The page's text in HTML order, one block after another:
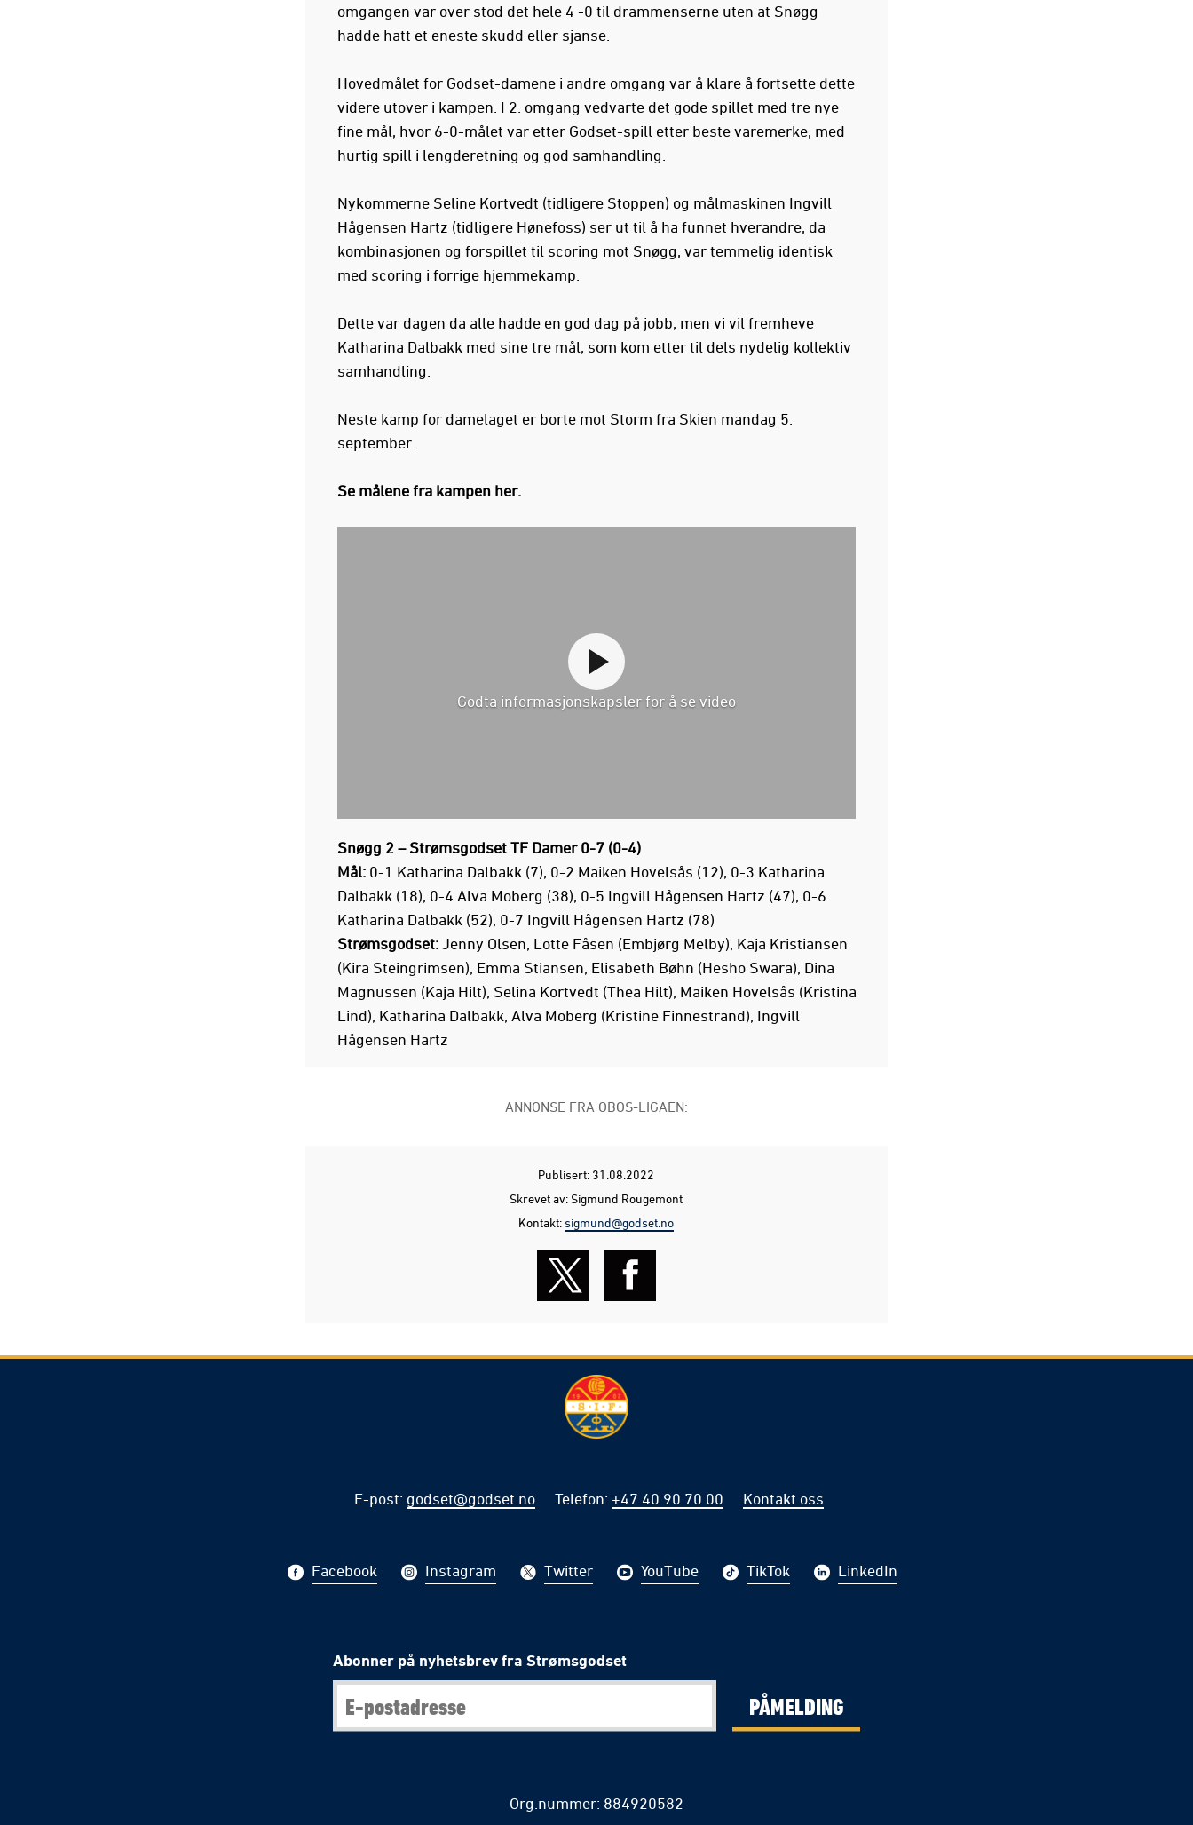
omgangen var over stod det hele 4 -0 til drammenserne uten at Snøgg
hadde hatt et eneste skudd eller sjanse.
Hovedmålet for Godset-damene i andre omgang var å klare å fortsette dette
videre utover i kampen. I 2. omgang vedvarte det gode spillet med tre nye
fine mål, hvor 6-0-målet var etter Godset-spill etter beste varemerke, med
hurtig spill i lengderetning og god samhandling.
Nykommerne Seline Kortvedt (tidligere Stoppen) og målmaskinen Ingvill
Hågensen Hartz (tidligere Hønefoss) ser ut til å ha funnet hverandre, da
kombinasjonen og forspillet til scoring mot Snøgg, var temmelig identisk
med scoring i forrige hjemmekamp.
Dette var dagen da alle hadde en god dag på jobb, men vi vil fremheve
Katharina Dalbakk med sine tre mål, som kom etter til dels nydelig kollektiv
samhandling.
Neste kamp for damelaget er borte mot Storm fra Skien mandag 5.
september.
Se målene fra kampen her.
Godta informasjonskapsler for å se video
Snøgg 2 – Strømsgodset TF Damer 0-7 (0-4)
Mål: 0-1 Katharina Dalbakk (7), 0-2 Maiken Hovelsås (12), 0-3 Katharina
Dalbakk (18), 0-4 Alva Moberg (38), 0-5 Ingvill Hågensen Hartz (47), 0-6
Katharina Dalbakk (52), 0-7 Ingvill Hågensen Hartz (78)
Strømsgodset: Jenny Olsen, Lotte Fåsen (Embjørg Melby), Kaja Kristiansen
(Kira Steingrimsen), Emma Stiansen, Elisabeth Bøhn (Hesho Swara), Dina
Magnussen (Kaja Hilt), Selina Kortvedt (Thea Hilt), Maiken Hovelsås (Kristina
Lind), Katharina Dalbakk, Alva Moberg (Kristine Finnestrand), Ingvill
Hågensen Hartz
ANNONSE FRA OBOS-LIGAEN:
Publisert: 31.08.2022
Skrevet av: Sigmund Rougemont
Kontakt:sigmund@godset.no
E-post: godset@godset.no Telefon: +47 40 90 70 00 Kontakt oss
Facebook Instagram Twitter YouTube TikTok LinkedIn
Abonner på nyhetsbrev fra Strømsgodset
PÅMELDING
Org.nummer: 884920582